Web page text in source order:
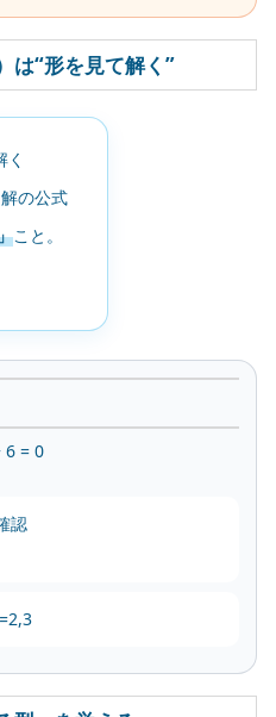
“形を見て解く”
の公式
こと。
6 = 0
認